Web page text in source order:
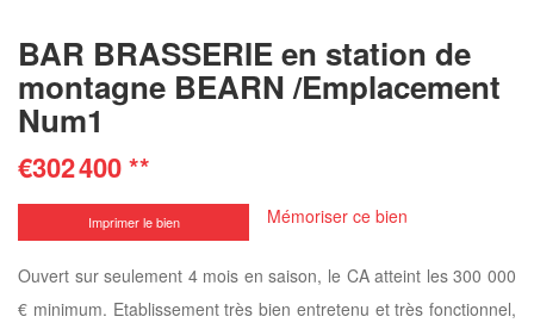
BAR BRASSERIE en station de
montagne BEARN /Emplacement
Num1
€302 400**
Imprimer le bien Mémoriser ce bien
Ouvert sur seulement 4 mois en saison, le CA atteint les 300 000
€ minimum. Etablissement très bien entretenu et très fonctionnel,